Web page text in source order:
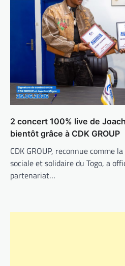
2 concert 100% live de
bientôt grâce à CDK GROUP
CDK GROUP, reconnue comme
sociale et solidaire du Togo, a
partenariat…